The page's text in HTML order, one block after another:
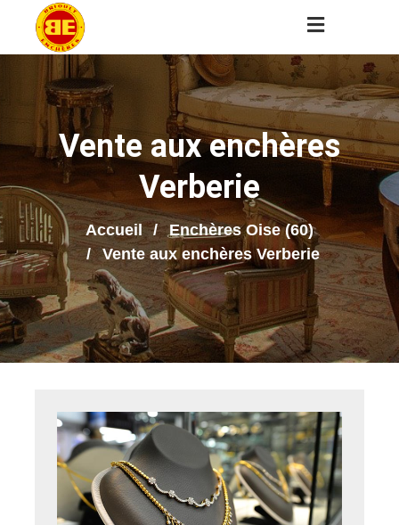
Vente aux enchères
Verberie
Accueil
Enchères Oise (60)
Vente aux enchères Verberie